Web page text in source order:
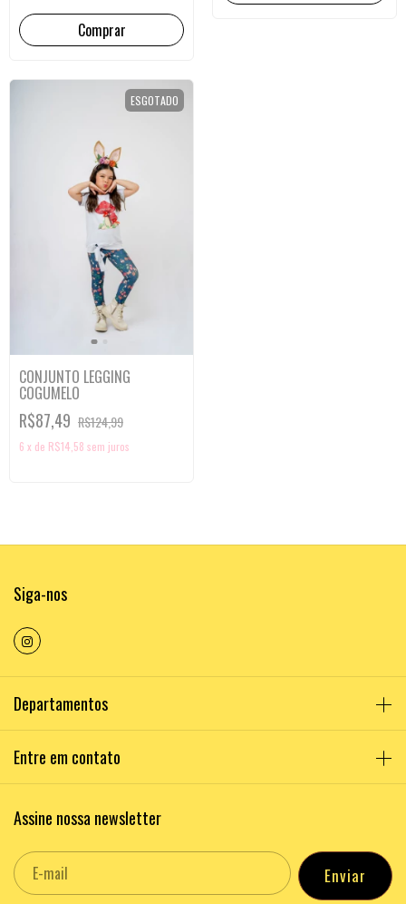
Comprar
ESGOTADO
CONJUNTO LEGGING
COGUMELO
R$87,49 R$124,99
6 x de R$14,58 sem juros
Siga-nos
Departamentos
Entre em contato
Assine nossa newsletter